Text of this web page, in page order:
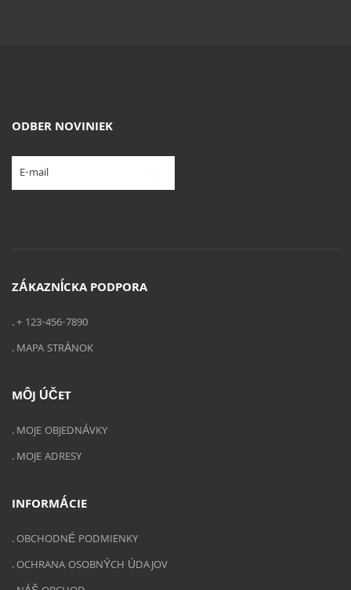
ODBER NOVINIEK
ZÁKAZNÍCKA PODPORA
+ 123-456-7890
MAPA STRÁNOK
MÔJ ÚČET
MOJE OBJEDNÁVKY
MOJE ADRESY
INFORMÁCIE
OBCHODNÉ PODMIENKY
OCHRANA OSOBNÝCH ÚDAJOV